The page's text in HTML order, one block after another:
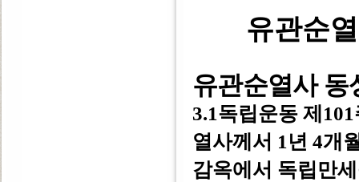
유관순
유관순열사 동
3.1독립운동 제
열사께서 1년 4개
감옥에서 독립만